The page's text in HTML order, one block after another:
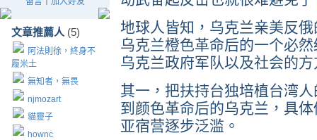
文章推薦人 (5)
阿法則徐，終身不
履米土
無知者，無畏
njmozart
貓靈子
hownc
地球人皆知，乌克兰亲美反
乌克兰橙色革命后的一个必
乌克兰政府军队以及社会的
其一，把扶持台独培植台湾
到颜色革命后的乌克兰，具
亚宿营逐步泛滥。